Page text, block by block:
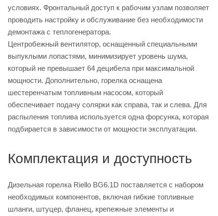
условиях. Фронтальный доступ к рабочим узлам позволяет
проводить настройку и обслуживание без необходимости
демонтажа с теплогенератора.
Центробежный вентилятор, оснащенный специальными
выпуклыми лопастями, минимизирует уровень шума,
который не превышает 64 децибела при максимальной
мощности. Дополнительно, горелка оснащена
шестеренчатым топливным насосом, который
обеспечивает подачу солярки как справа, так и слева. Для
распыления топлива используется одна форсунка, которая
подбирается в зависимости от мощности эксплуатации.
Комплектация и доступность
Дизельная горелка Riello BG6.1D поставляется с набором
необходимых компонентов, включая гибкие топливные
шланги, штуцер, фланец, крепежные элементы и